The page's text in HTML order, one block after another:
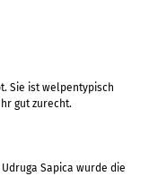
Sie ist welpentypisch
gut zurecht.
Sapica wurde die